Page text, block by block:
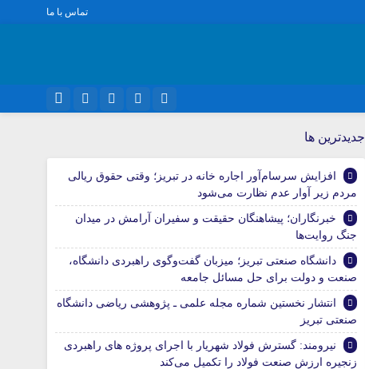
تماس با ما
سروش
آپارات
واتساپ
رمز عبور
مرا به خاطر بسپار
اقتصاد
سیاسی
فرهنگ
جديدترين ها
افزایش سرسام‌آور اجاره خانه در تبریز؛ وقتی حقوق ریالی
مردم زیر آوار عدم نظارت می‌شود
خبرنگاران؛ پیشاهنگان حقیقت و سفیران آرامش در میدان
جنگ روایت‌ها
دانشگاه صنعتی تبریز؛ میزبان گفت‌وگوی راهبردی دانشگاه،
صنعت و دولت برای حل مسائل جامعه
انتشار نخستین شماره مجله علمی ـ پژوهشی ریاضی دانشگاه
صنعتی تبریز
نیرومند: گسترش فولاد شهریار با اجرای پروژه های راهبردی
زنجیره ارزش صنعت فولاد را تکمیل می‌کند